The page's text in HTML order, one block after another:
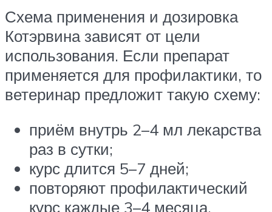
Схема применения и дозировка
Котэрвина зависят от цели
использования. Если препарат
применяется для профилактики, то
ветеринар предложит такую схему:
приём внутрь 2–4 мл лекарства
раз в сутки;
курс длится 5–7 дней;
повторяют профилактический
курс каждые 3–4 месяца.